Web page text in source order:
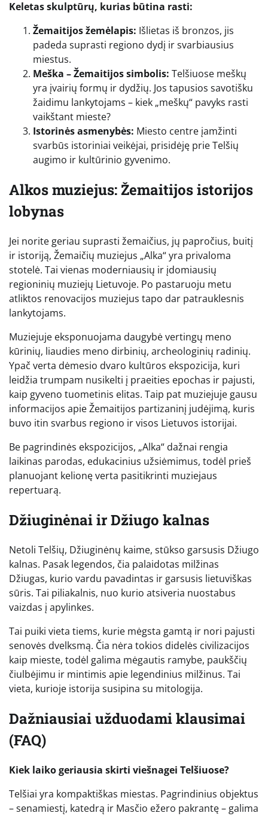
Keletas skulptūrų, kurias būtina rasti:
Žemaitijos žemėlapis: Išlietas iš bronzos, jis
padeda suprasti regiono dydį ir svarbiausius
miestus.
Meška – Žemaitijos simbolis: Telšiuose meškų
yra įvairių formų ir dydžių. Jos tapusios savotišku
žaidimu lankytojams – kiek „meškų“ pavyks rasti
vaikštant mieste?
Istorinės asmenybės: Miesto centre įamžinti
svarbūs istoriniai veikėjai, prisidėję prie Telšių
augimo ir kultūrinio gyvenimo.
Alkos muziejus: Žemaitijos istorijos
lobynas
Jei norite geriau suprasti žemaičius, jų papročius, buitį
ir istoriją, Žemaičių muziejus „Alka“ yra privaloma
stotelė. Tai vienas moderniausių ir įdomiausių
regioninių muziejų Lietuvoje. Po pastaruoju metu
atliktos renovacijos muziejus tapo dar patrauklesnis
lankytojams.
Muziejuje eksponuojama daugybė vertingų meno
kūrinių, liaudies meno dirbinių, archeologinių radinių.
Ypač verta dėmesio dvaro kultūros ekspozicija, kuri
leidžia trumpam nusikelti į praeities epochas ir pajusti,
kaip gyveno tuometinis elitas. Taip pat muziejuje gausu
informacijos apie Žemaitijos partizaninį judėjimą, kuris
buvo itin svarbus regiono ir visos Lietuvos istorijai.
Be pagrindinės ekspozicijos, „Alka“ dažnai rengia
laikinas parodas, edukacinius užsiėmimus, todėl prieš
planuojant kelionę verta pasitikrinti muziejaus
repertuarą.
Džiuginėnai ir Džiugo kalnas
Netoli Telšių, Džiuginėnų kaime, stūkso garsusis Džiugo
kalnas. Pasak legendos, čia palaidotas milžinas
Džiugas, kurio vardu pavadintas ir garsusis lietuviškas
sūris. Tai piliakalnis, nuo kurio atsiveria nuostabus
vaizdas į apylinkes.
Tai puiki vieta tiems, kurie mėgsta gamtą ir nori pajusti
senovės dvelksmą. Čia nėra tokios didelės civilizacijos
kaip mieste, todėl galima mėgautis ramybe, paukščių
čiulbėjimu ir mintimis apie legendinius milžinus. Tai
vieta, kurioje istorija susipina su mitologija.
Dažniausiai užduodami klausimai
(FAQ)
Kiek laiko geriausia skirti viešnagei Telšiuose?
Telšiai yra kompaktiškas miestas. Pagrindinius objektus
– senamiestį, katedrą ir Masčio ežero pakrantę – galima